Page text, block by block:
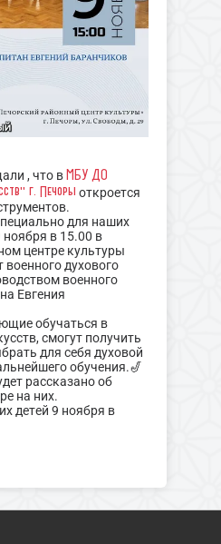
, что вМБУ ДО
г. Печоры откроется
для наших
ноября в 15.00 в
центре культуры
военного духового
военного
Евгения
обучаться в
смогут получить
для себя духовой
обучения.🎷
рассказано об
на них.
детей 9 ноября в